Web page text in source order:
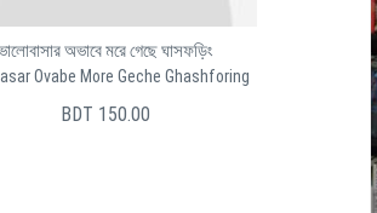
অভাবে মরে গেছে ঘাসফড়িং
Ovabe More Geche Ghashforing
BDT 150.00